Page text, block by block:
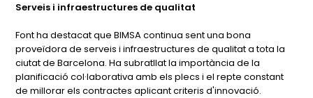
Serveis i infraestructures de qualitat
Font ha destacat que BIMSA continua sent una bona
proveïdora de serveis i infraestructures de qualitat a tota la
ciutat de Barcelona. Ha subratllat la importància de la
planificació col·laborativa amb els plecs i el repte constant
de millorar els contractes aplicant criteris d'innovació.